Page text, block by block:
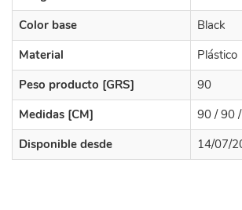
Color base
Black
Material
Plástico
Peso producto [GRS]
90
Medidas [CM]
90 / 90
Disponible desde
14/07/